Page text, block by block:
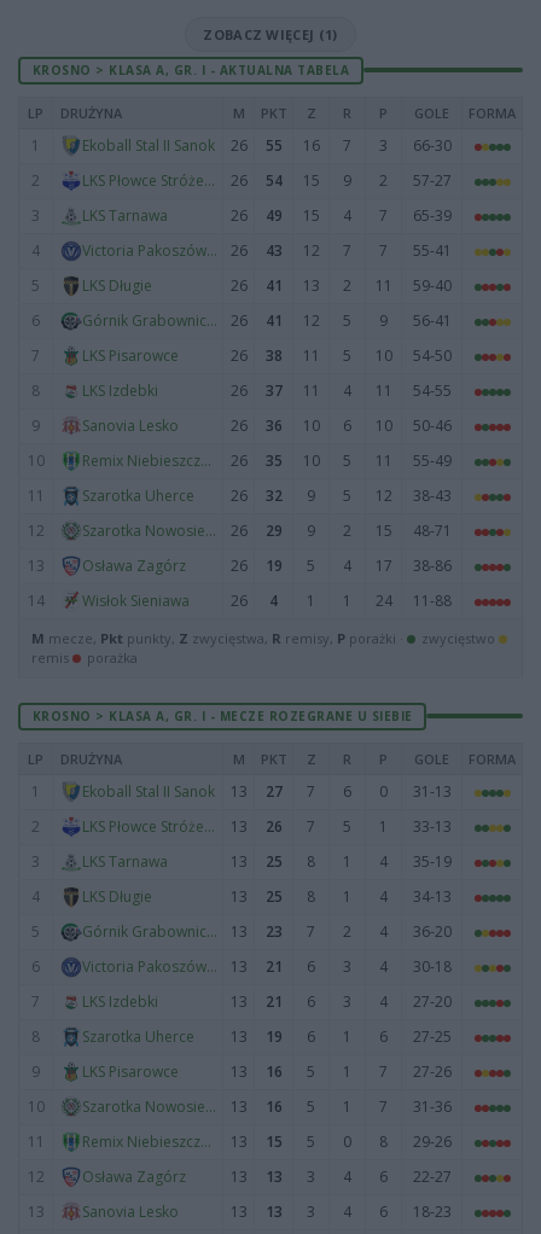
ZOBACZ WIĘCEJ (1)
KROSNO > KLASA A, GR. I - AKTUALNA TABELA
LP DRUŻYNA M PKT Z R P GOLE FORMA
1 Ekoball Stal II Sanok 26 55 16 7 3
66-30
2
LKS Płowce Stróże Małe 26 54 15 9 2
57-27
3
LKS Tarnawa 26 49 15 4 7
65-39
4
Victoria Pakoszówka 26 43 12 7 7
55-41
5
LKS Długie 26 41 13 2 11
59-40
6
Górnik Grabownica Starzeńska 26 41 12 5 9
56-41
7
LKS Pisarowce 26 38 11 5 10
54-50
8
LKS Izdebki 26 37 11 4 11
54-55
9
Sanovia Lesko 26 36 10 6 10
50-46
10
Remix Niebieszczany 26 35 10 5 11
55-49
11
Szarotka Uherce 26 32 9 5 12
38-43
12
Szarotka Nowosielce 26 29 9 2 15
48-71
13
Osława Zagórz 26 19 5 4 17
38-86
14
Wisłok Sieniawa 26 4 1 1 24 11-88
M mecze, Pkt punkty, Z zwycięstwa, R remisy, P porażki ·
zwycięstwo
remis
porażka
KROSNO > KLASA A, GR. I - MECZE ROZEGRANE U SIEBIE
LP DRUŻYNA M PKT Z R P GOLE FORMA
1 Ekoball Stal II Sanok 13 27 7 6 0
31-13
2
LKS Płowce Stróże Małe 13 26 7 5 1
33-13
3
LKS Tarnawa 13 25 8 1 4
35-19
4
LKS Długie 13 25 8 1 4
34-13
5
Górnik Grabownica Starzeńska 13 23 7 2 4
36-20
6
Victoria Pakoszówka 13 21 6 3 4
30-18
7
LKS Izdebki 13 21 6 3 4
27-20
8
Szarotka Uherce 13 19 6 1 6
27-25
9
LKS Pisarowce 13 16 5 1 7
27-26
10
Szarotka Nowosielce 13 16 5 1 7
31-36
11
Remix Niebieszczany 13 15 5 0 8
29-26
12
Osława Zagórz 13 13 3 4 6
22-27
13
Sanovia Lesko 13 13 3 4 6 18-23